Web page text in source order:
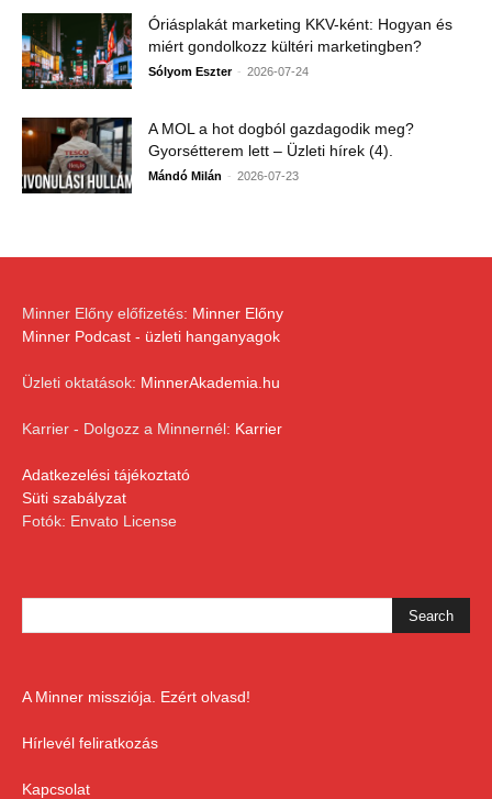
Óriásplakát marketing KKV-ként: Hogyan és
miért gondolkozz kültéri marketingben?
Sólyom Eszter - 2026-07-24
A MOL a hot dogból gazdagodik meg?
Gyorsétterem lett – Üzleti hírek (4).
Mándó Milán - 2026-07-23
Minner Előny előfizetés: Minner Előny
Minner Podcast - üzleti hanganyagok
Üzleti oktatások: MinnerAkademia.hu
Karrier - Dolgozz a Minnernél: Karrier
Adatkezelési tájékoztató
Süti szabályzat
Fotók: Envato License
A Minner missziója. Ezért olvasd!
Hírlevél feliratkozás
Kapcsolat